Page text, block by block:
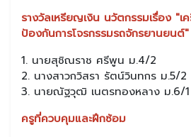
รางวัลเหรียญเงิน นวัตกรรมเรื่อง "
ป้องกันการโจรกรรมรถจักรยานยนต์"
1. นายสุชิณราช ศรีพูน ม.4/2
2. นางสาวกวิสรา รัตน์วินทกร ม.5/2
3. นายณัฐวุฒิ เนตรทองหลาง ม.6/1
ครูที่ควบคุมและฝึกซ้อม